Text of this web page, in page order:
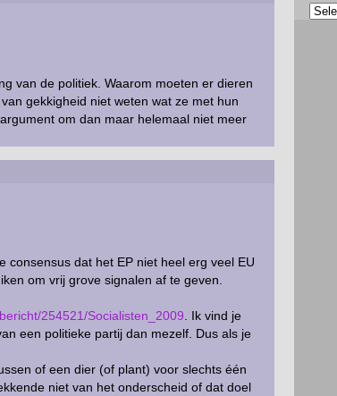
van de politiek. Waarom moeten er dieren
gekkigheid niet weten wat ze met hun
om dan maar helemaal niet meer
dat het EP niet heel erg veel EU
om vrij grove signalen af te geven.
254521/Socialisten_2009. Ik vind je
een politieke partij dan mezelf. Dus als je
of een dier (of plant) voor slechts één
niet van het onderscheid of dat doel